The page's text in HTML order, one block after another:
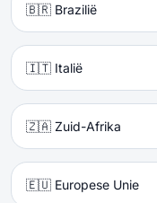
🇧🇷 Brazilië
🇮🇹 Italië
🇿🇦 Zuid-Afrika
🇪🇺 Europese Unie